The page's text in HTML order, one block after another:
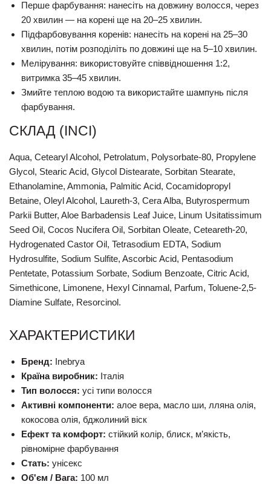
Перше фарбування: нанесіть на довжину волосся, через
20 хвилин — на корені ще на 20–25 хвилин.
Підфарбовування коренів: нанесіть на корені на 25–30
хвилин, потім розподіліть по довжині ще на 5–10 хвилин.
Мелірування: використовуйте співвідношення 1:2,
витримка 35–45 хвилин.
Змийте теплою водою та використайте шампунь після
фарбування.
СКЛАД (INCI)
Aqua, Cetearyl Alcohol, Petrolatum, Polysorbate-80, Propylene
Glycol, Stearic Acid, Glycol Distearate, Sorbitan Stearate,
Ethanolamine, Ammonia, Palmitic Acid, Cocamidopropyl
Betaine, Oleyl Alcohol, Laureth-3, Cera Alba, Butyrospermum
Parkii Butter, Aloe Barbadensis Leaf Juice, Linum Usitatissimum
Seed Oil, Cocos Nucifera Oil, Sorbitan Oleate, Ceteareth-20,
Hydrogenated Castor Oil, Tetrasodium EDTA, Sodium
Hydrosulfite, Sodium Sulfite, Ascorbic Acid, Pentasodium
Pentetate, Potassium Sorbate, Sodium Benzoate, Citric Acid,
Simethicone, Limonene, Hexyl Cinnamal, Parfum, Toluene-2,5-
Diamine Sulfate, Resorcinol.
ХАРАКТЕРИСТИКИ
Бренд: Inebrya
Країна виробник: Італія
Тип волосся: усі типи волосся
Активні компоненти: алое вера, масло ши, лляна олія,
кокосова олія, бджолиний віск
Ефект та комфорт: стійкий колір, блиск, м’якість,
рівномірне фарбування
Стать: унісекс
Об'єм / Вага: 100 мл